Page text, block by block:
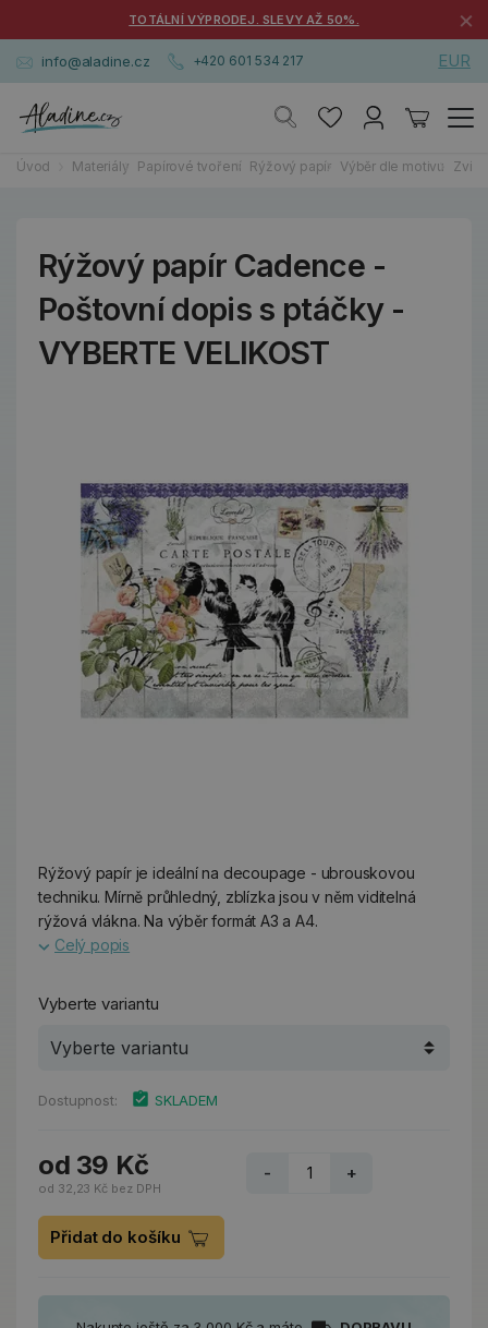
TOTÁLNÍ VÝPRODEJ. SLEVY AŽ 50%. ×
info@aladine.cz +420 601 534 217 EUR
Úvod Materiály Papírové tvoření Rýžový papír Výběr dle motivu
Rýžový papír Cadence -
Poštovní dopis s ptáčky -
VYBERTE VELIKOST
Rýžový papír je ideální na decoupage - ubrouskovou
techniku. Mírně průhledný, zblízka jsou v něm viditelná
rýžová vlákna. Na výběr formát A3 a A4.
Celý popis
Vyberte variantu
Dostupnost: SKLADEM
od 39 Kč
od 32,23 Kč bez DPH
- +
Přidat do košíku